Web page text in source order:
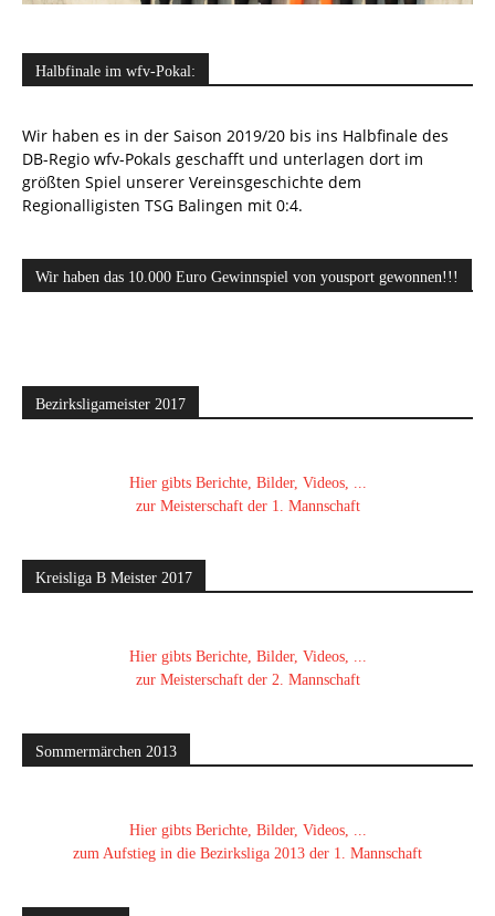
Halbfinale im wfv-Pokal:
Wir haben es in der Saison 2019/20 bis ins Halbfinale des
DB-Regio wfv-Pokals geschafft und unterlagen dort im
größten Spiel unserer Vereinsgeschichte dem
Regionalligisten TSG Balingen mit 0:4.
Wir haben das 10.000 Euro Gewinnspiel von yousport gewonnen!!!
Bezirksligameister 2017
Hier gibts Berichte, Bilder, Videos, ...
zur Meisterschaft der 1. Mannschaft
Kreisliga B Meister 2017
Hier gibts Berichte, Bilder, Videos, ...
zur Meisterschaft der 2. Mannschaft
Sommermärchen 2013
Hier gibts Berichte, Bilder, Videos, ...
zum Aufstieg in die Bezirksliga 2013 der 1. Mannschaft